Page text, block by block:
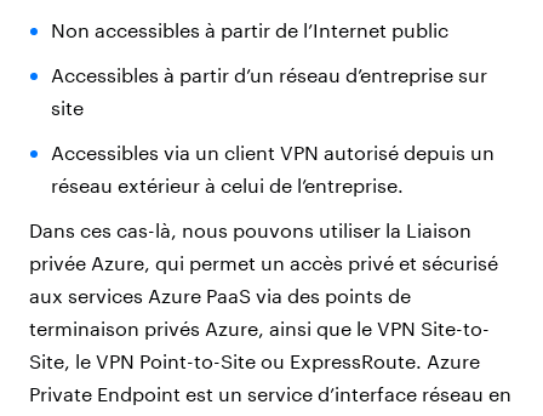
Non accessibles à partir de l’Internet public
Accessibles à partir d’un réseau d’entreprise sur
site
Accessibles via un client VPN autorisé depuis un
réseau extérieur à celui de l’entreprise.
Dans ces cas-là, nous pouvons utiliser la Liaison
privée Azure, qui permet un accès privé et sécurisé
aux services Azure PaaS via des points de
terminaison privés Azure, ainsi que le VPN Site-to-
Site, le VPN Point-to-Site ou ExpressRoute. Azure
Private Endpoint est un service d’interface réseau en